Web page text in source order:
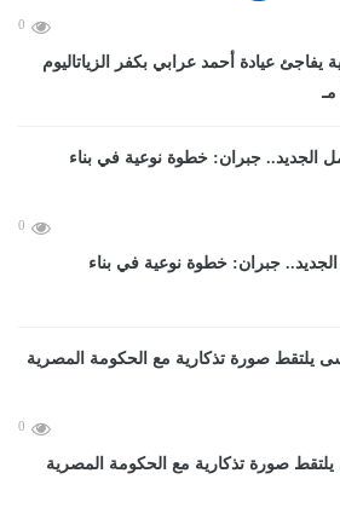
0
يفاجئ عيادة أحمد عرابي بكفر الزياتاليوم
0
جبران: خطوة نوعية في بناء
0
يلتقط صورة تذكارية مع الحكومة المصرية